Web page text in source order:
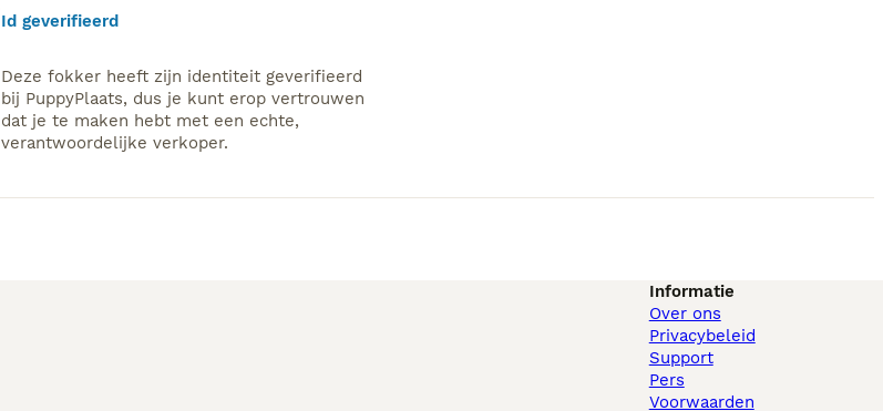
Id geverifieerd
Deze fokker heeft zijn identiteit geverifieerd
bij PuppyPlaats, dus je kunt erop vertrouwen
dat je te maken hebt met een echte,
verantwoordelijke verkoper.
Informatie
Over ons
Privacybeleid
Support
Pers
Voorwaarden